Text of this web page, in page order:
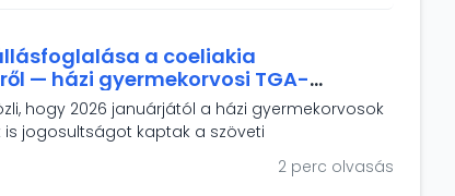
a coeliakia
— házi gyermekorvosi TGA-
és a népességszűrés
hogy 2026 januárjától a házi gyermekorvosok
is jogosultságot kaptak a szöveti
elleni antitest vizsgálat elvégeztetésére
esetén. Állásfoglalásunk hangsúlyozza, hogy a
2 perc olvasás